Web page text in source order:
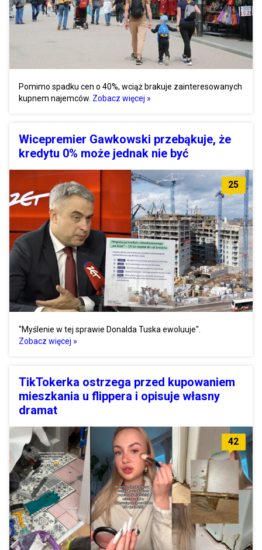
Pomimo spadku cen o 40%, wciąż brakuje zainteresowanych
kupnem najemców. Zobacz więcej »
Wicepremier Gawkowski przebąkuje, że
kredytu 0% może jednak nie być
25
"Myślenie w tej sprawie Donalda Tuska ewoluuje".
Zobacz więcej »
TikTokerka ostrzega przed kupowaniem
mieszkania u flippera i opisuje własny
dramat
42